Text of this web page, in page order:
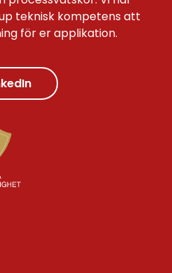
teknisk kompetens att
för er applikation.